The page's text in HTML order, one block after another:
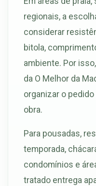
regionais, a
considerar
bitola,
ambiente. Por
da O Melhor da
organizar o
obra.
Para pousadas,
temporada,
condomínios e
tratado entrega